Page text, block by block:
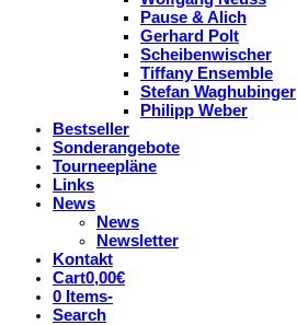
Pause & Alich
Gerhard Polt
Scheibenwischer
Tiffany Ensemble
Stefan Waghubinger
Philipp Weber
Bestseller
Sonderangebote
Tourneepläne
Links
News
News
Newsletter
Kontakt
Cart0,00€
0 Items-
Search